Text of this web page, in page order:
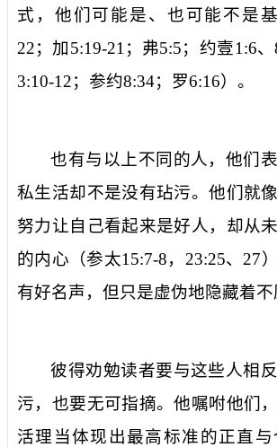
式，他们可能是、也可能不是
22；加5:19-21 ；弗5:5；约壹1:6、
3:10-12；参约8:34；罗6:16）。
也有与以上不同的人，他们
私生活却不是没有玷污。他们就
努力让自己看起来是好人，却从
的内心（参太15:7-8， 23:25、 27
有好名声，但只是虚伪地隐藏着不
彼得劝勉读者要与这些人相
污，也要无可指摘。他嘱咐他们
活理当体现出最高标准的正直